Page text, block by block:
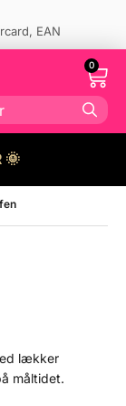
EAN
0
🌞
lækker
måltidet.